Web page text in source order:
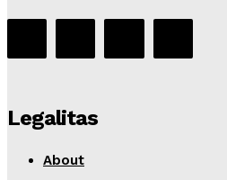
Legalitas
About